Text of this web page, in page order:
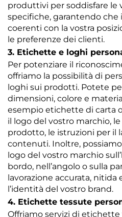
produttivi per soddisfare le
specifiche, garantendo che
coerenti con la vostra
le preferenze dei clienti.
3. Etichette e loghi
Per potenziare il
offriamo la possibilità di
loghi sui prodotti. Potete
dimensioni, colore e
esempio etichette di carta
il logo del vostro marchio,
prodotto, le istruzioni per il
contenuti. Inoltre,
logo del vostro marchio
bordo, nell’angolo o sulla
lavorazione accurata, nitida
l’identità del vostro brand.
4. Etichette tessute
Offriamo servizi di